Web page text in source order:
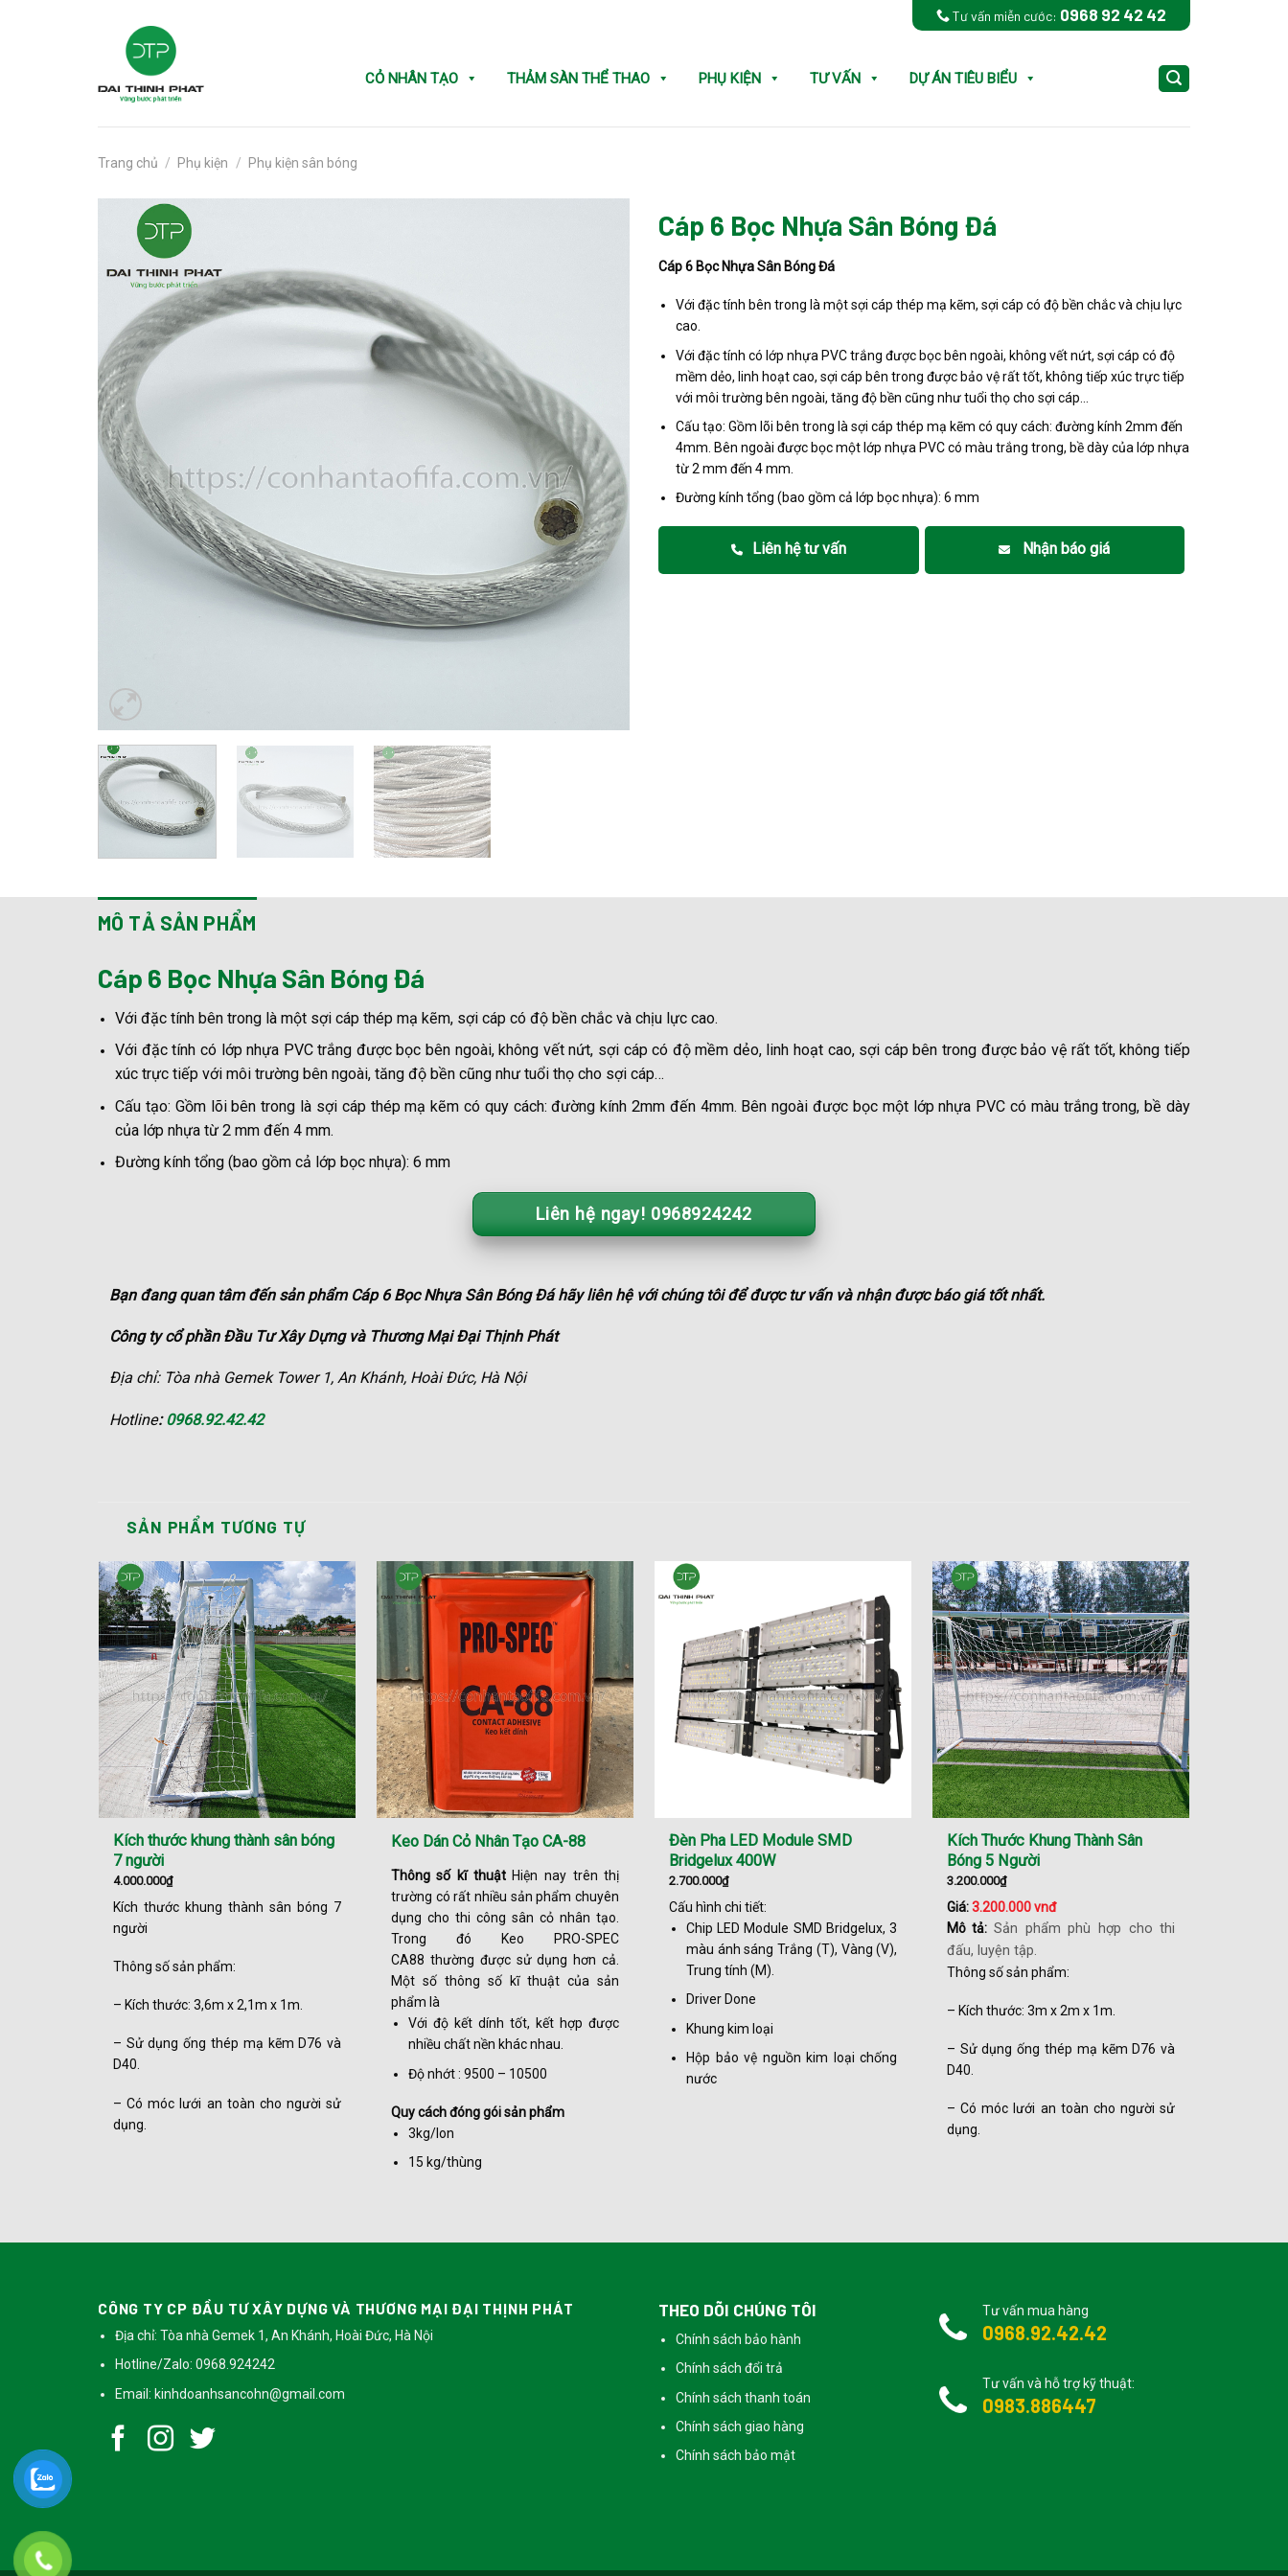
Tư vấn miễn cước: 0968 92 42 42
CỎ NHÂN TẠO THẢM SÀN THỂ THAO PHỤ KIỆN TƯ VẤN DỰ ÁN TIÊU BIỂU
Trang chủ / Phụ kiện / Phụ kiện sân bóng
Cáp 6 Bọc Nhựa Sân Bóng Đá
Cáp 6 Bọc Nhựa Sân Bóng Đá
Với đặc tính bên trong là một sợi cáp thép mạ kẽm, sợi cáp có độ bền chắc và chịu lực
cao.
Với đặc tính có lớp nhựa PVC trắng được bọc bên ngoài, không vết nứt, sợi cáp có độ
mềm dẻo, linh hoạt cao, sợi cáp bên trong được bảo vệ rất tốt, không tiếp xúc trực tiếp
với môi trường bên ngoài, tăng độ bền cũng như tuổi thọ cho sợi cáp…
Cấu tạo: Gồm lõi bên trong là sợi cáp thép mạ kẽm có quy cách: đường kính 2mm đến
4mm. Bên ngoài được bọc một lớp nhựa PVC có màu trắng trong, bề dày của lớp nhựa
từ 2 mm đến 4 mm.
Đường kính tổng (bao gồm cả lớp bọc nhựa): 6 mm
Liên hệ tư vấn Nhận báo giá
MÔ TẢ SẢN PHẨM
Cáp 6 Bọc Nhựa Sân Bóng Đá
Với đặc tính bên trong là một sợi cáp thép mạ kẽm, sợi cáp có độ bền chắc và chịu lực cao.
Với đặc tính có lớp nhựa PVC trắng được bọc bên ngoài, không vết nứt, sợi cáp có độ mềm dẻo, linh hoạt cao, sợi cáp bên trong được bảo vệ rất tốt, không tiếp
xúc trực tiếp với môi trường bên ngoài, tăng độ bền cũng như tuổi thọ cho sợi cáp…
Cấu tạo: Gồm lõi bên trong là sợi cáp thép mạ kẽm có quy cách: đường kính 2mm đến 4mm. Bên ngoài được bọc một lớp nhựa PVC có màu trắng trong, bề dày
của lớp nhựa từ 2 mm đến 4 mm.
Đường kính tổng (bao gồm cả lớp bọc nhựa): 6 mm
Liên hệ ngay! 0968924242
Bạn đang quan tâm đến sản phẩm Cáp 6 Bọc Nhựa Sân Bóng Đá hãy liên hệ với chúng tôi để được tư vấn và nhận được báo giá tốt nhất.
Công ty cổ phần Đầu Tư Xây Dựng và Thương Mại Đại Thịnh Phát
Địa chỉ: Tòa nhà Gemek Tower 1, An Khánh, Hoài Đức, Hà Nội
Hotline:0968.92.42.42
SẢN PHẨM TƯƠNG TỰ
Kích thước khung thành sân bóng
7 người
4.000.000₫
Kích thước khung thành sân bóng 7
người
Thông số sản phẩm:
– Kích thước: 3,6m x 2,1m x 1m.
– Sử dụng ống thép mạ kẽm D76 và
D40.
– Có móc lưới an toàn cho người sử
dụng.
Keo Dán Cỏ Nhân Tạo CA-88
Thông số kĩ thuậtHiện nay trên thị
trường có rất nhiều sản phẩm chuyên
dụng cho thi công sân cỏ nhân tạo.
Trong đó Keo PRO-SPEC
CA88 thường được sử dụng hơn cả.
Một số thông số kĩ thuật của sản
phẩm là
Với độ kết dính tốt, kết hợp được
nhiều chất nền khác nhau.
Độ nhớt : 9500 – 10500
Quy cách đóng gói sản phẩm
3kg/lon
15 kg/thùng
Đèn Pha LED Module SMD
Bridgelux 400W
2.700.000₫
Cấu hình chi tiết:
Chip LED Module SMD Bridgelux, 3
màu ánh sáng Trắng (T), Vàng (V),
Trung tính (M).
Driver Done
Khung kim loại
Hộp bảo vệ nguồn kim loại chống
nước
Kích Thước Khung Thành Sân
Bóng 5 Người
3.200.000₫
Giá:3.200.000 vnđ
Mô tả:Sản phẩm phù hợp cho thi
đấu, luyện tập.
Thông số sản phẩm:
– Kích thước: 3m x 2m x 1m.
– Sử dụng ống thép mạ kẽm D76 và
D40.
– Có móc lưới an toàn cho người sử
dụng.
CÔNG TY CP ĐẦU TƯ XÂY DỰNG VÀ THƯƠNG MẠI ĐẠI THỊNH PHÁT
Địa chỉ: Tòa nhà Gemek 1, An Khánh, Hoài Đức, Hà Nội
Hotline/Zalo: 0968.924242
Email: kinhdoanhsancohn@gmail.com
THEO DÕI CHÚNG TÔI
Chính sách bảo hành
Chính sách đổi trả
Chính sách thanh toán
Chính sách giao hàng
Chính sách bảo mật
Tư vấn mua hàng
0968.92.42.42
Tư vấn và hỗ trợ kỹ thuật:
0983.886447